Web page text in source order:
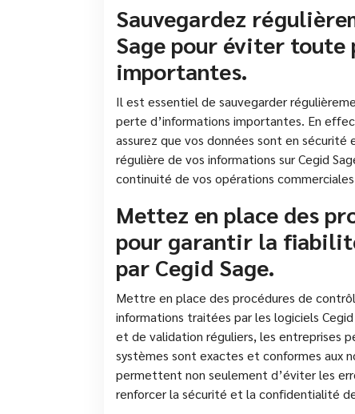
Sauvegardez
Sage pour éviter
importantes.
Il est essentiel de sauvegarder
perte d’informations importantes. En
assurez que vos données sont en sécurité
régulière de vos informations sur Cegid
continuité de vos opérations
Mettez en place des
pour garantir la
par Cegid Sage.
Mettre en place des procédures de
informations traitées par les logiciels
et de validation réguliers, les entreprises
systèmes sont exactes et conformes aux
permettent non seulement d’éviter les
renforcer la sécurité et la confidentialité